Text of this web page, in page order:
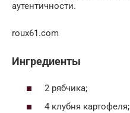
аутентичности.
roux61.com
Ингредиенты
2 рябчика;
4 клубня картофеля;